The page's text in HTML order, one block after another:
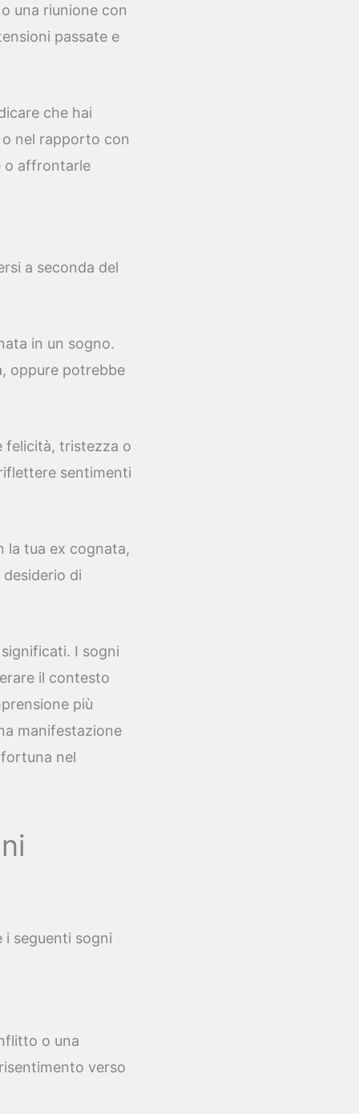
una riunione con
passate e
che hai
nel rapporto con
o affrontarle
a seconda del
in un sogno.
oppure potrebbe
felicità, tristezza o
sentimenti
la tua ex cognata,
di
I sogni
il contesto
più
manifestazione
nel
i seguenti sogni
o una
verso